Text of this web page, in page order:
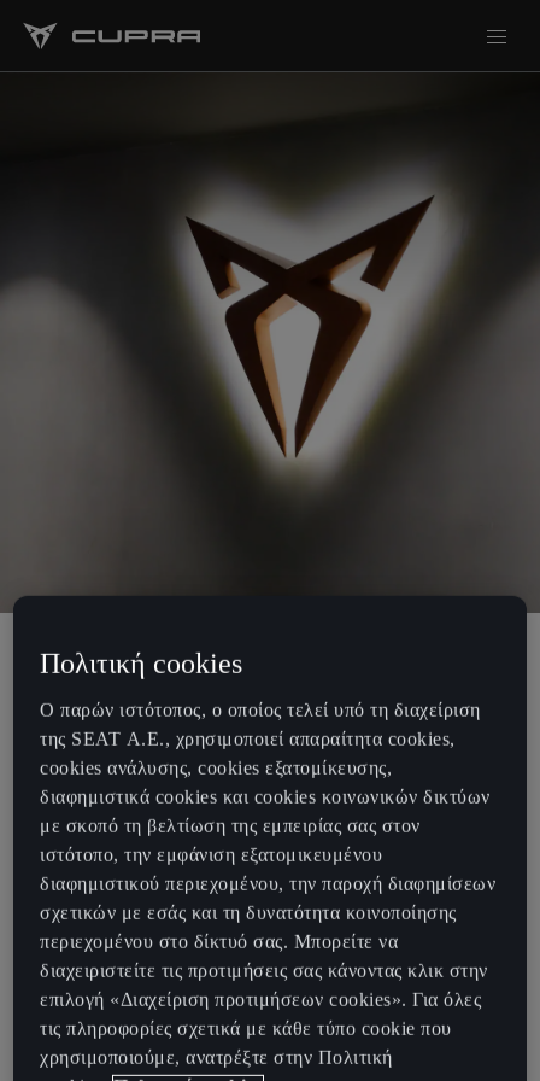
Η CUPRA Τεχνοκάρ και η Α. Μακρής
Α.Ε. εγκαινιάζουν το πρώτο CUPRA
Garage
Την περασμένη Τετάρτη 6/7/22 πραγματοποιήθηκαν τα εγκαίνια
του πρώτου αποκλειστικού CUPRA Garage στην Ελλάδα, στον
χώρο της Α. Μακρής Α.Ε. στο Μαρούσι (Λεωφ. Κηφισίας 4).
Στην εκδήλωση έδωσαν το παρών πλήθος πελατών και
συνεργατών της Α. Μακρής Α.Ε., δημοσιογράφοι του ειδικού
τύπου, ο CUPRA Ambassador υπέρ-κολυμβητής Σπύρος
Χρυσικόπουλος, στελέχη της CUPRA Tεχνοκάρ, καθώς και φίλοι
της μάρκας.
Πολιτική cookies
Ο παρών ιστότοπος, ο οποίος τελεί υπό τη διαχείριση
της SEAT Α.Ε., χρησιμοποιεί απαραίτητα cookies,
cookies ανάλυσης, cookies εξατομίκευσης,
διαφημιστικά cookies και cookies κοινωνικών δικτύων
με σκοπό τη βελτίωση της εμπειρίας σας στον
ιστότοπο, την εμφάνιση εξατομικευμένου
διαφημιστικού περιεχομένου, την παροχή διαφημίσεων
σχετικών με εσάς και τη δυνατότητα κοινοποίησης
περιεχομένου στο δίκτυό σας. Μπορείτε να
διαχειριστείτε τις προτιμήσεις σας κάνοντας κλικ στην
επιλογή «Διαχείριση προτιμήσεων cookies». Για όλες
τις πληροφορίες σχετικά με κάθε τύπο cookie που
χρησιμοποιούμε, ανατρέξτε στην Πολιτική